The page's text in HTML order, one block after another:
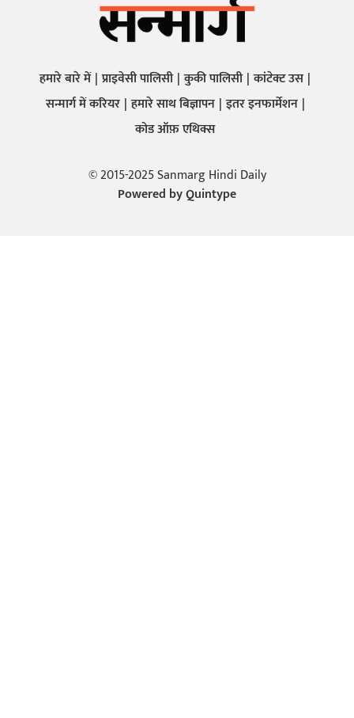
हमारे बारे में प्राइवेसी पालिसी कुकी पालिसी कांटेक्ट उस
सन्मार्ग में करियर हमारे साथ बिज्ञापन इतर इनफार्मेशन
कोड ऑफ़ एथिक्स
© 2015-2025 Sanmarg Hindi Daily
Powered byQuintype